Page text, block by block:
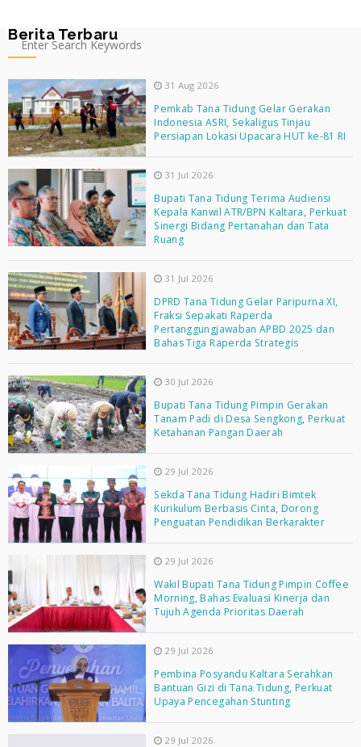
Berita Terbaru
31 Aug 2026
Pemkab Tana Tidung Gelar Gerakan
Indonesia ASRI, Sekaligus Tinjau
Persiapan Lokasi Upacara HUT ke-81 RI
31 Jul 2026
Bupati Tana Tidung Terima Audiensi
Kepala Kanwil ATR/BPN Kaltara, Perkuat
Sinergi Bidang Pertanahan dan Tata
Ruang
31 Jul 2026
DPRD Tana Tidung Gelar Paripurna XI,
Fraksi Sepakati Raperda
Pertanggungjawaban APBD 2025 dan
Bahas Tiga Raperda Strategis
30 Jul 2026
Bupati Tana Tidung Pimpin Gerakan
Tanam Padi di Desa Sengkong, Perkuat
Ketahanan Pangan Daerah
29 Jul 2026
Sekda Tana Tidung Hadiri Bimtek
Kurikulum Berbasis Cinta, Dorong
Penguatan Pendidikan Berkarakter
29 Jul 2026
Wakil Bupati Tana Tidung Pimpin Coffee
Morning, Bahas Evaluasi Kinerja dan
Tujuh Agenda Prioritas Daerah
29 Jul 2026
Pembina Posyandu Kaltara Serahkan
Bantuan Gizi di Tana Tidung, Perkuat
Upaya Pencegahan Stunting
29 Jul 2026